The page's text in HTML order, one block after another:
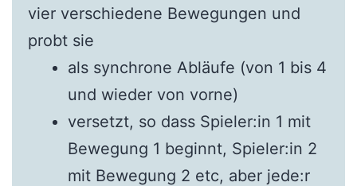
vier verschiedene Bewegungen und
probt sie
als synchrone Abläufe (von 1 bis 4
und wieder von vorne)
versetzt, so dass Spieler:in 1 mit
Bewegung 1 beginnt, Spieler:in 2
mit Bewegung 2 etc, aber jede:r